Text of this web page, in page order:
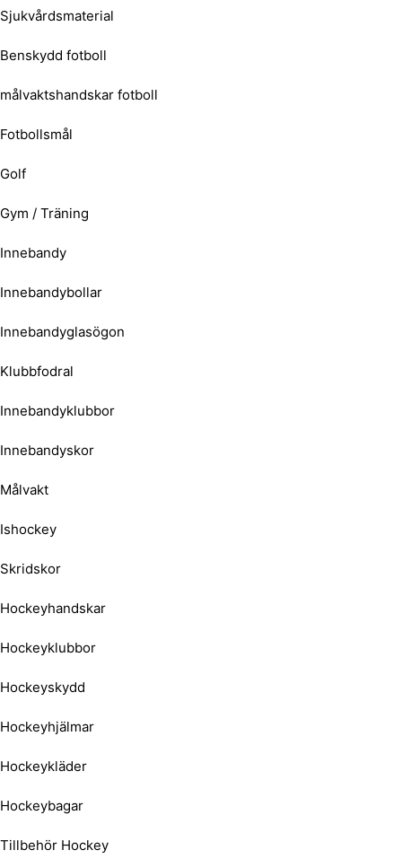
Sjukvårdsmaterial
Benskydd fotboll
målvaktshandskar fotboll
Fotbollsmål
Golf
Gym / Träning
Innebandy
Innebandybollar
Innebandyglasögon
Klubbfodral
Innebandyklubbor
Innebandyskor
Målvakt
Ishockey
Skridskor
Hockeyhandskar
Hockeyklubbor
Hockeyskydd
Hockeyhjälmar
Hockeykläder
Hockeybagar
Tillbehör Hockey